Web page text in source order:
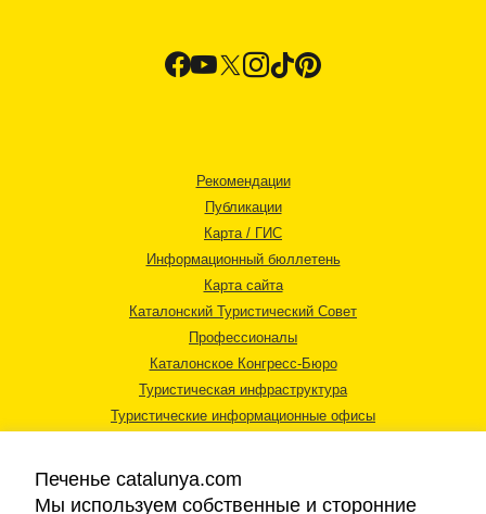
Рекомендации
Публикации
Карта / ГИС
Информационный бюллетень
Карта сайта
Каталонский Туристический Совет
Профессионалы
Каталонское Конгресс-Бюро
Туристическая инфраструктура
Туристические информационные офисы
Печенье catalunya.com
Мы используем собственные и сторонние